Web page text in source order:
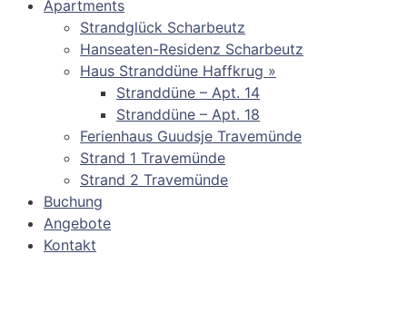
Apartments
Strandglück Scharbeutz
Hanseaten-Residenz Scharbeutz
Haus Stranddüne Haffkrug »
Stranddüne – Apt. 14
Stranddüne – Apt. 18
Ferienhaus Guudsje Travemünde
Strand 1 Travemünde
Strand 2 Travemünde
Buchung
Angebote
Kontakt